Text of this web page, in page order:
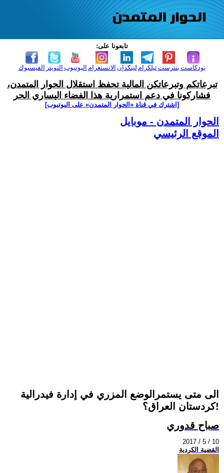
تابعونا على:
الفيسبوك التويتر اليوتيوب الانستغرام لينكدإن تيلكرامبنترست بودكاست
تبرعاتكم وتبرعاتكن المالية تحفظ استقلال الحوار المتمدن،
فشاركونا في دعم استمرارية هذا الفضاء اليساري الحر
[اشترك في قناة ‫«الحوار المتمدن» على اليوتيوب]
الحوار المتمدن - موبايل
الموقع الرئيسي
الى متى يستمرالوضع المزري في إدارة فيدرالية
كردستان العراق؟!
صباح قدوري
2017 / 5 / 10
القضية الكردية